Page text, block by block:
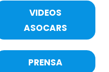
VIDEOS
ASOCARS
PRENSA